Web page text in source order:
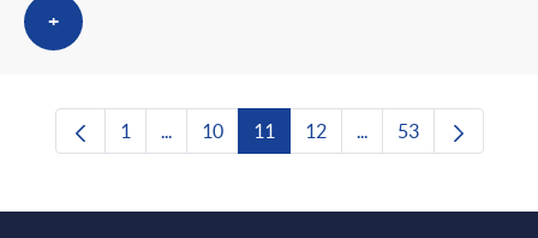
+
Pàgina
1 ...Pàgines intermèdies Utilitzeu TAB per
Pàgina
10 Pàgina
11 Pàgina
12 ...Pàgines intermèdies
Pàgina
53